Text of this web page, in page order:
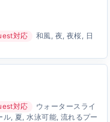
対応
和風, 夜, 夜桜, 日
対応
ウォータースライ
ル, 夏, 水泳可能, 流れるプー